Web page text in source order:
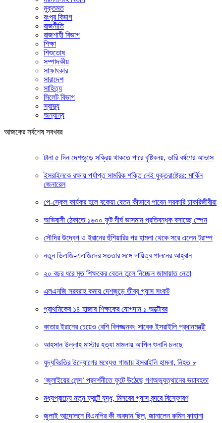
মুক্তমত
রংপুর বিভাগ
রাজনীতি
রাজশাহী বিভাগ
শিক্ষা
শিশুতোষ
সম্পাদকীয়
সাক্ষাৎকার
সারাদেশ
সাহিত্য
সিলেট বিভাগ
স্বাস্থ্য
অন্যান্য
আজকের সর্বশেষ সবখবর
টানা ৫ দিন দেশজুড়ে সক্রিয় থাকতে পারে বৃষ্টিবলয়, ভারি বর্ষণের আভাস
ইসরাইলকে রক্ষায় পর্যাপ্ত সামরিক শক্তি নেই যুক্তরাষ্ট্রের: মার্কিন
জেনারেল
পে-স্কেল কার্যকর হলে বকেয়া বেতন কীভাবে পাবেন সরকারি চাকরিজীবীরা
অভিবাসী ঠেকাতে ১৬০০ ফুট দীর্ঘ ভাসমান প্রতিবন্ধক বসাচ্ছে স্পেন
সৌদির উদ্বেগ ও ইরানের হুঁশিয়ারির পর হামলা থেকে সরে এলেন ট্রাম্প
নতুন ডিএজি-এএজিদের সততার সঙ্গে দায়িত্ব পালনের আহ্বান
২০ বছর ধরে মৃত শিক্ষকের বেতন তুলে নিচ্ছেন জামায়াত নেতা
এলএনজি সরবরাহ কমায় দেশজুড়ে তীব্র গ্যাস সংকট
প্রাথমিকের ১৪ হাজার শিক্ষকের যোগদান ১ অক্টোবর
কাতার ইরানের চেয়েও বেশি বিপজ্জনক: সাবেক ইসরাইলি প্রধানমন্ত্রী
আহসান উল্লাহ মাস্টার হত্যা মামলায় আপিল শুনানি চলছে
যুদ্ধবিরতির উদ্যোগের মধ্যেও গাজায় ইসরাইলি হামলা, নিহত ৮
‘জুলাইয়ের লেন্স’ প্রদর্শনীতে ফুটে উঠেছে গণঅভ্যুত্থানের ভয়াবহতা
মধ্যপ্রাচ্যে নতুন ফ্রন্টে যুদ্ধ, মিসরের গ্যাস বন্দরে বিস্ফোরণ
জুলাই আন্দোলনে বিএনপির কী অবদান ছিল, জানালেন রুমিন ফাহানা